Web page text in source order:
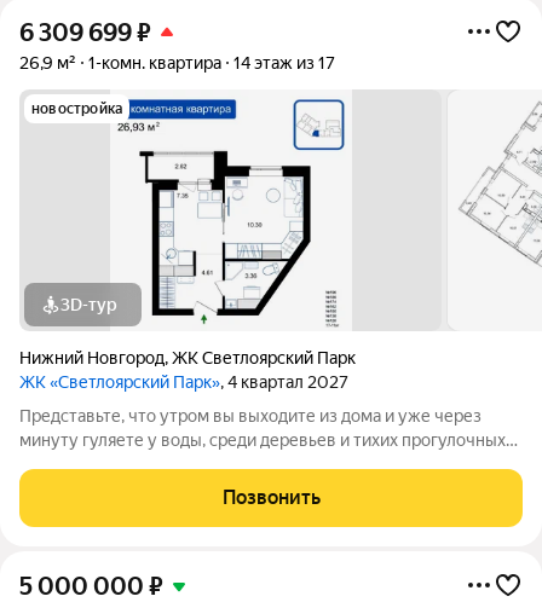
6 309 699₽
26,9 м² 1-комн. квартира 14 этаж из 17
новостройка
3D-тур
Нижний Новгород,ЖК Светлоярский Парк
ЖК «Светлоярский Парк», 4 квартал 2027
Представьте, что утром вы выходите из дома и уже через
минуту гуляете у воды, среди деревьев и тихих прогулочных
рядом с одним из самых живописных мест Сормовского
района Нижнего Новгорода
Позвонить
5 000 000 ₽